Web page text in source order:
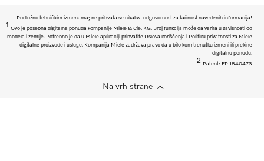
Podložno tehničkim izmenama; ne prihvata se nikakva odgovornost za tačnost navedenih informacija!
1
Ovo je posebna digitalna ponuda kompanije Miele & Cie. KG. Broj funkcija može da varira u zavisnosti od
modela i zemlje. Potrebno je da u Miele aplikaciji prihvatite Uslova korišćenja i Politiku privatnosti za Miele
digitalne proizvode i usluge. Kompanija Miele zadržava pravo da u bilo kom trenutku izmeni ili prekine
digitalnu ponudu.
2
Patent: EP 1840473
Na vrh strane